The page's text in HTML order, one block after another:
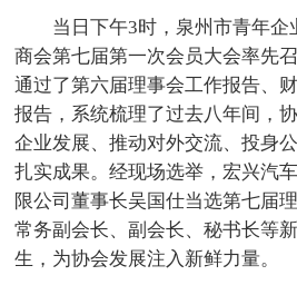
当日下午3时，泉州市青年
商会第七届第一次会员大会率先
通过了第六届理事会工作报告、
报告，系统梳理了过去八年间，
企业发展、推动对外交流、投身
扎实成果。经现场选举，宏兴汽
限公司董事长吴国仕当选第七届
常务副会长、副会长、秘书长等
生，为协会发展注入新鲜力量。